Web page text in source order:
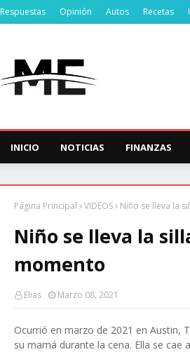
Respuestas Opinión Autos Recetas
INICIO NOTICIAS FINANZAS
Página Principal VIDEOS Niño se lleva la
Niño se lleva la
momento
Elias Marzo 08, 2021
Ocurrió en marzo de 2021 en Austin,
su mamá durante la cena. Ella se